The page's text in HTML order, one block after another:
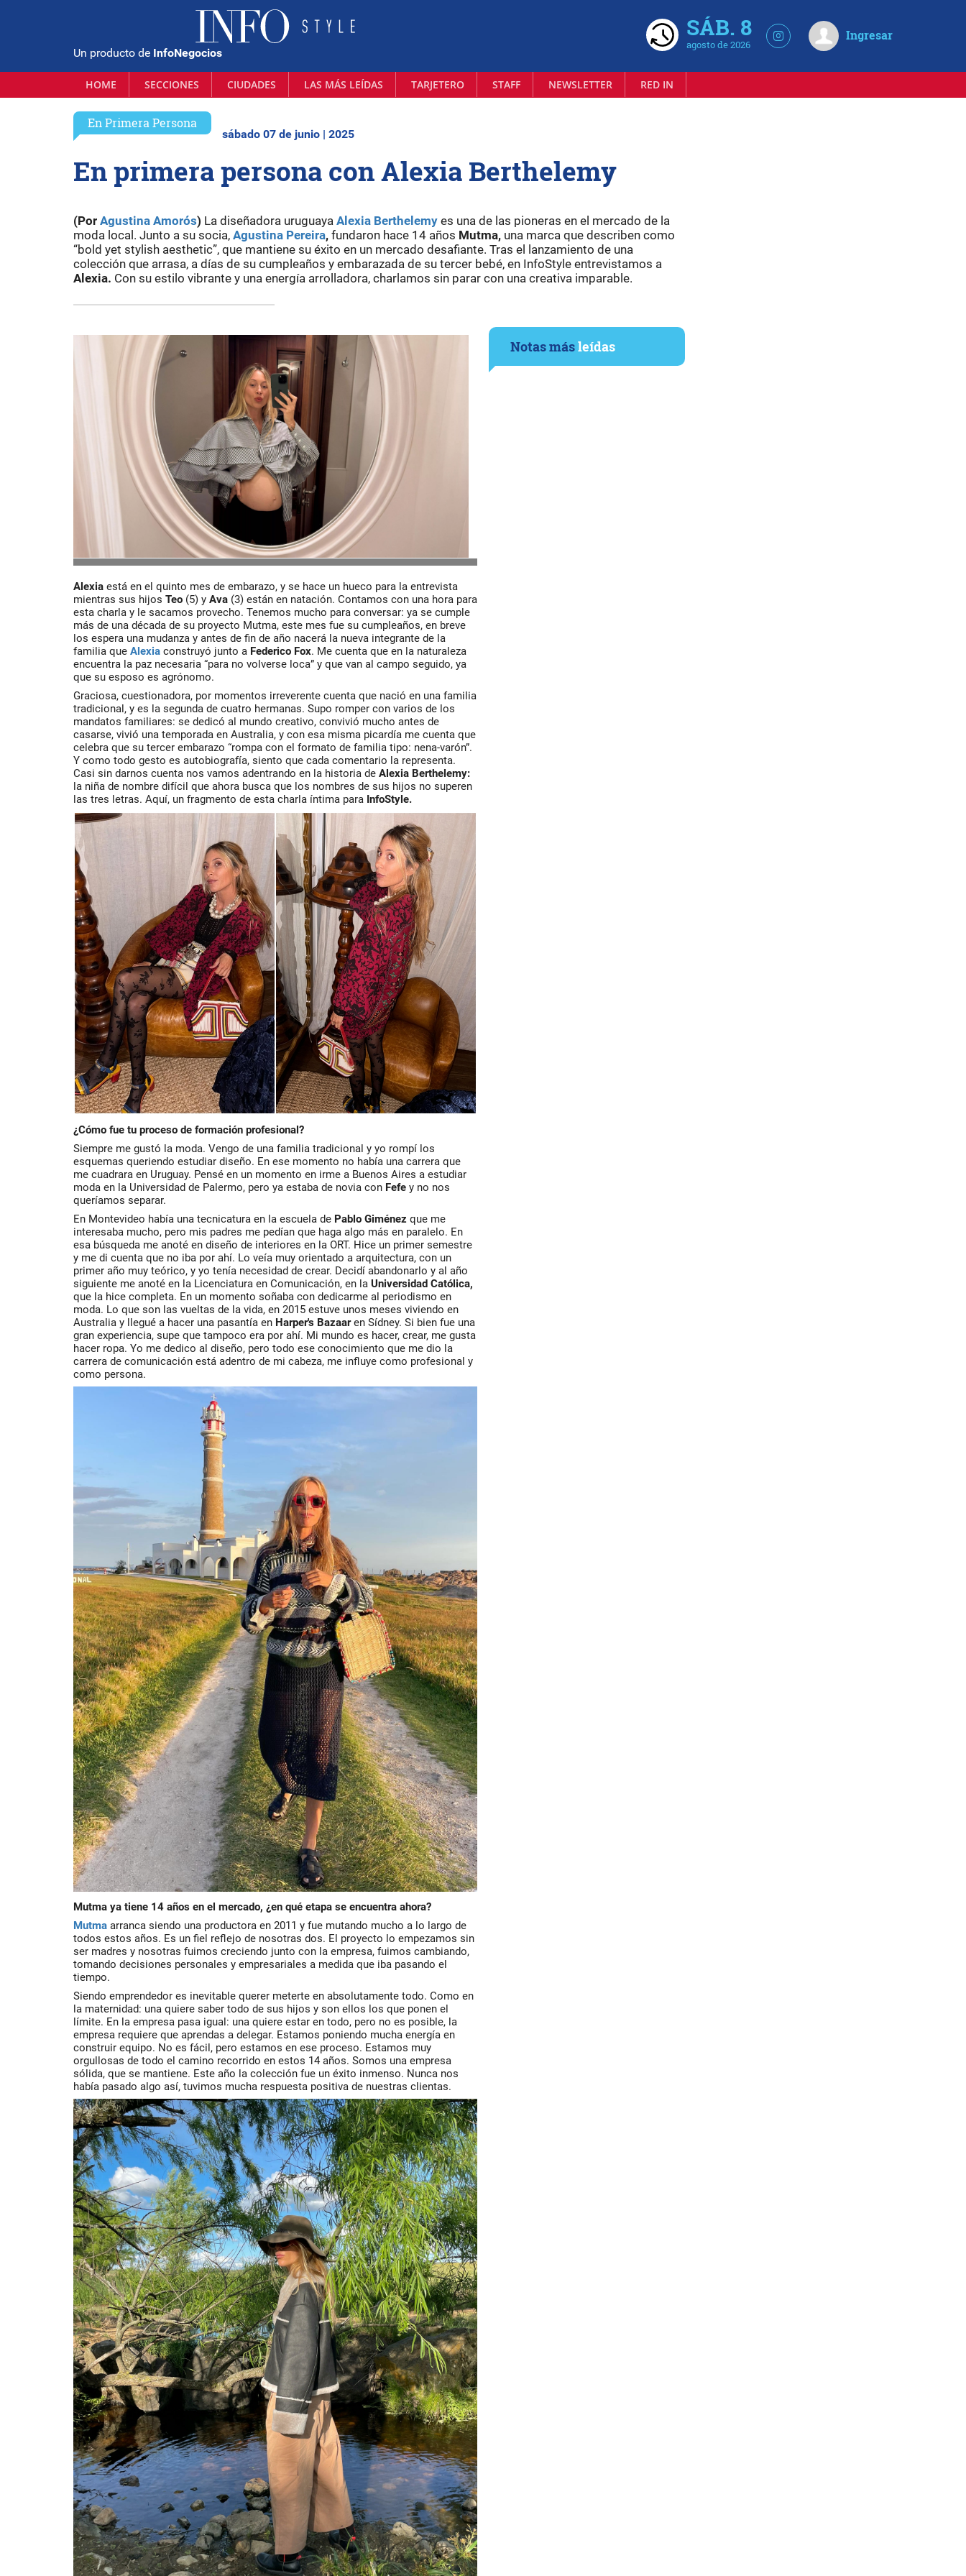
Un producto de InfoNegocios
SÁB. 8
agosto de 2026
Ingresar
HOME SECCIONES CIUDADES LAS MÁS LEÍDAS TARJETERO STAFF NEWSLETTER RED IN
En Primera Persona
sábado 07 de junio | 2025
En primera persona con Alexia Berthelemy
(Por Agustina Amorós) La diseñadora uruguaya Alexia Berthelemy es una de las pioneras en el mercado de la
moda local. Junto a su socia, Agustina Pereira, fundaron hace 14 años Mutma, una marca que describen como
“bold yet stylish aesthetic”, que mantiene su éxito en un mercado desafiante. Tras el lanzamiento de una
colección que arrasa, a días de su cumpleaños y embarazada de su tercer bebé, en InfoStyle entrevistamos a
Alexia. Con su estilo vibrante y una energía arrolladora, charlamos sin parar con una creativa imparable.
Alexia está en el quinto mes de embarazo, y se hace un hueco para la entrevista
mientras sus hijos Teo (5) y Ava (3) están en natación. Contamos con una hora para
esta charla y le sacamos provecho. Tenemos mucho para conversar: ya se cumple
más de una década de su proyecto Mutma, este mes fue su cumpleaños, en breve
los espera una mudanza y antes de fin de año nacerá la nueva integrante de la
familia que Alexia construyó junto a Federico Fox. Me cuenta que en la naturaleza
encuentra la paz necesaria “para no volverse loca” y que van al campo seguido, ya
que su esposo es agrónomo.
Graciosa, cuestionadora, por momentos irreverente cuenta que nació en una familia
tradicional, y es la segunda de cuatro hermanas. Supo romper con varios de los
mandatos familiares: se dedicó al mundo creativo, convivió mucho antes de
casarse, vivió una temporada en Australia, y con esa misma picardía me cuenta que
celebra que su tercer embarazo “rompa con el formato de familia tipo: nena-varón”.
Y como todo gesto es autobiografía, siento que cada comentario la representa.
Casi sin darnos cuenta nos vamos adentrando en la historia de Alexia Berthelemy:
la niña de nombre difícil que ahora busca que los nombres de sus hijos no superen
las tres letras. Aquí, un fragmento de esta charla íntima para InfoStyle.
¿Cómo fue tu proceso de formación profesional?
Siempre me gustó la moda. Vengo de una familia tradicional y yo rompí los
esquemas queriendo estudiar diseño. En ese momento no había una carrera que
me cuadrara en Uruguay. Pensé en un momento en irme a Buenos Aires a estudiar
moda en la Universidad de Palermo, pero ya estaba de novia con Fefe y no nos
queríamos separar.
En Montevideo había una tecnicatura en la escuela de Pablo Giménez que me
interesaba mucho, pero mis padres me pedían que haga algo más en paralelo. En
esa búsqueda me anoté en diseño de interiores en la ORT. Hice un primer semestre
y me di cuenta que no iba por ahí. Lo veía muy orientado a arquitectura, con un
primer año muy teórico, y yo tenía necesidad de crear. Decidí abandonarlo y al año
siguiente me anoté en la Licenciatura en Comunicación, en la Universidad Católica,
que la hice completa. En un momento soñaba con dedicarme al periodismo en
moda. Lo que son las vueltas de la vida, en 2015 estuve unos meses viviendo en
Australia y llegué a hacer una pasantía en Harper's Bazaaren Sídney. Si bien fue una
gran experiencia, supe que tampoco era por ahí. Mi mundo es hacer, crear, me gusta
hacer ropa. Yo me dedico al diseño, pero todo ese conocimiento que me dio la
carrera de comunicación está adentro de mi cabeza, me influye como profesional y
como persona.
Mutma ya tiene 14 años en el mercado, ¿en qué etapa se encuentra ahora?
Mutma arranca siendo una productora en 2011 y fue mutando mucho a lo largo de
todos estos años. Es un fiel reflejo de nosotras dos. El proyecto lo empezamos sin
ser madres y nosotras fuimos creciendo junto con la empresa, fuimos cambiando,
tomando decisiones personales y empresariales a medida que iba pasando el
tiempo.
Siendo emprendedor es inevitable querer meterte en absolutamente todo. Como en
la maternidad: una quiere saber todo de sus hijos y son ellos los que ponen el
límite. En la empresa pasa igual: una quiere estar en todo, pero no es posible, la
empresa requiere que aprendas a delegar. Estamos poniendo mucha energía en
construir equipo. No es fácil, pero estamos en ese proceso. Estamos muy
orgullosas de todo el camino recorrido en estos 14 años. Somos una empresa
sólida, que se mantiene. Este año la colección fue un éxito inmenso. Nunca nos
había pasado algo así, tuvimos mucha respuesta positiva de nuestras clientas.
Notas másleídas